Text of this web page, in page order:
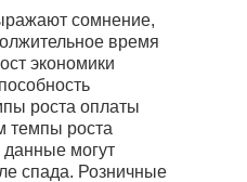
сомнение,
время
экономики
роста оплаты
темпы роста
могут
спада. Розничные